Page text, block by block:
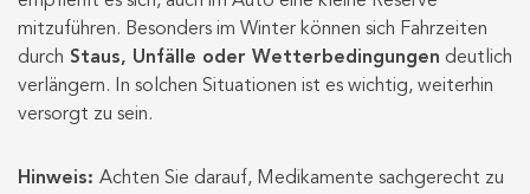
mitzuführen. Besonders im Winter können sich Fahrzeiten
durch Staus, Unfälle oder Wetterbedingungen deutlich
verlängern. In solchen Situationen ist es wichtig, weiterhin
versorgt zu sein.
Hinweis: Achten Sie darauf, Medikamente sachgerecht zu